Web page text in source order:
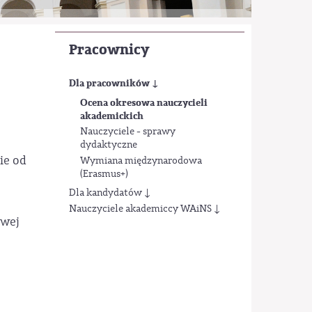
Pracownicy
Dla pracowników ↓
Ocena okresowa nauczycieli
akademickich
Nauczyciele - sprawy
dydaktyczne
Wymiana międzynarodowa
(Erasmus+)
Dla kandydatów ↓
Nauczyciele akademiccy WAiNS ↓
od